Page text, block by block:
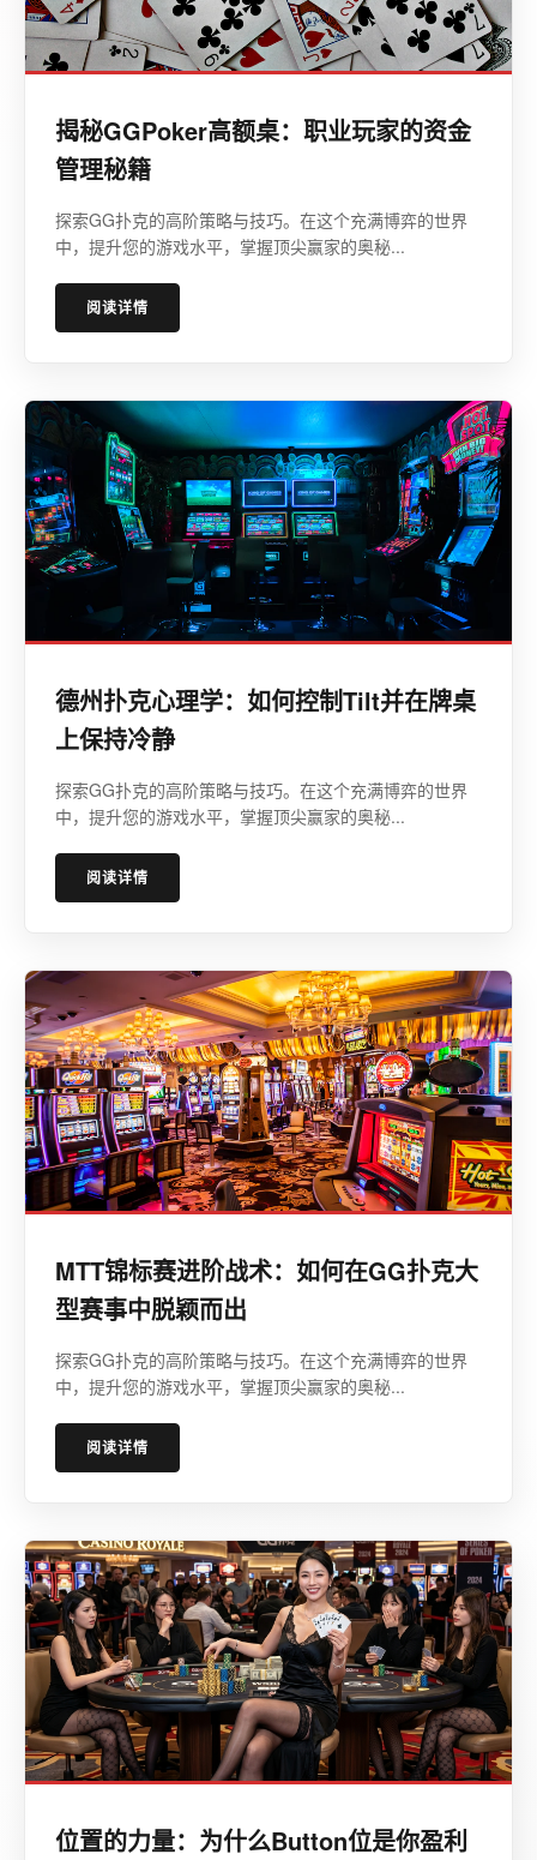
揭秘GGPoker高额桌：职业玩家的资金
管理秘籍
探索GG扑克的高阶策略与技巧。在这个充满博弈的世界
中，提升您的游戏水平，掌握顶尖赢家的奥秘...
阅读详情
德州扑克心理学：如何控制Tilt并在牌桌
上保持冷静
探索GG扑克的高阶策略与技巧。在这个充满博弈的世界
中，提升您的游戏水平，掌握顶尖赢家的奥秘...
阅读详情
MTT锦标赛进阶战术：如何在GG扑克大
型赛事中脱颖而出
探索GG扑克的高阶策略与技巧。在这个充满博弈的世界
中，提升您的游戏水平，掌握顶尖赢家的奥秘...
阅读详情
位置的力量：为什么Button位是你盈利